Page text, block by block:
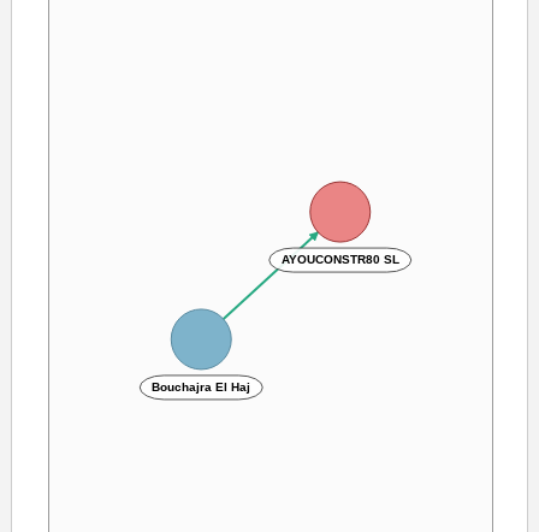
AYOUCONSTR80 SL
Bouchajra El Haj